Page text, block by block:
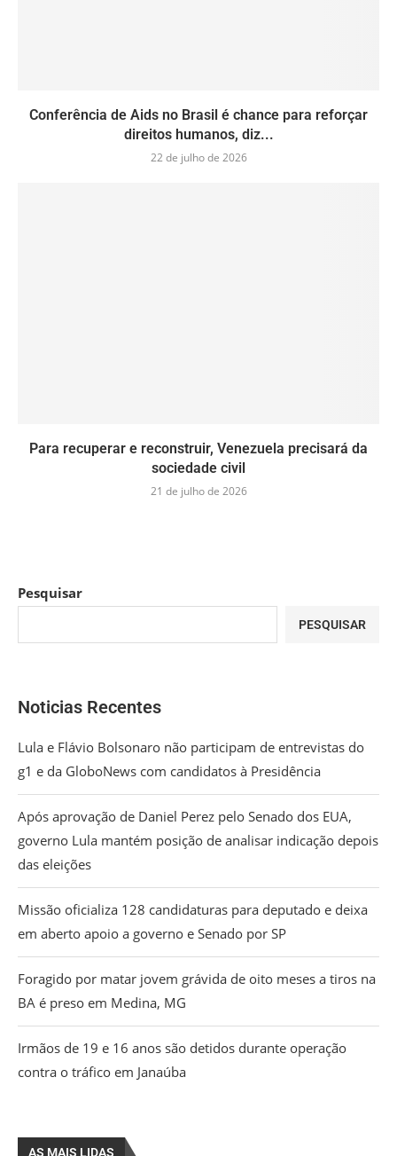
Conferência de Aids no Brasil é chance para reforçar
direitos humanos, diz...
22 de julho de 2026
Para recuperar e reconstruir, Venezuela precisará da
sociedade civil
21 de julho de 2026
Pesquisar
PESQUISAR
Noticias Recentes
Lula e Flávio Bolsonaro não participam de entrevistas do
g1 e da GloboNews com candidatos à Presidência
Após aprovação de Daniel Perez pelo Senado dos EUA,
governo Lula mantém posição de analisar indicação depois
das eleições
Missão oficializa 128 candidaturas para deputado e deixa
em aberto apoio a governo e Senado por SP
Foragido por matar jovem grávida de oito meses a tiros na
BA é preso em Medina, MG
Irmãos de 19 e 16 anos são detidos durante operação
contra o tráfico em Janaúba
AS MAIS LIDAS